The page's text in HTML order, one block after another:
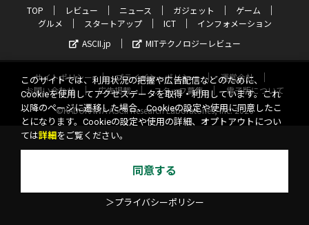
TOP レビュー ニュース ガジェット
ゲーム
グルメ
スタートアップ ICT
インフォメーション
ASCII.jp
MITテクノロジーレビュー
サイトポリシー プライバシーポリシー
運営会社
お問い合わせ
広告掲載 スタッフ募集
電子版について
©KADOKAWA ASCII Research Laboratories, Inc. 2026
このサイトでは、利用状況の把握や広告配信などのために、
Cookieを使用してアクセスデータを取得・利用しています。これ
以降のページに遷移した場合、Cookieの設定や使用に同意したこ
とになります。Cookieの設定や使用の詳細、オプトアウトについ
ては詳細 をご覧ください。
同意する
＞プライバシーポリシー